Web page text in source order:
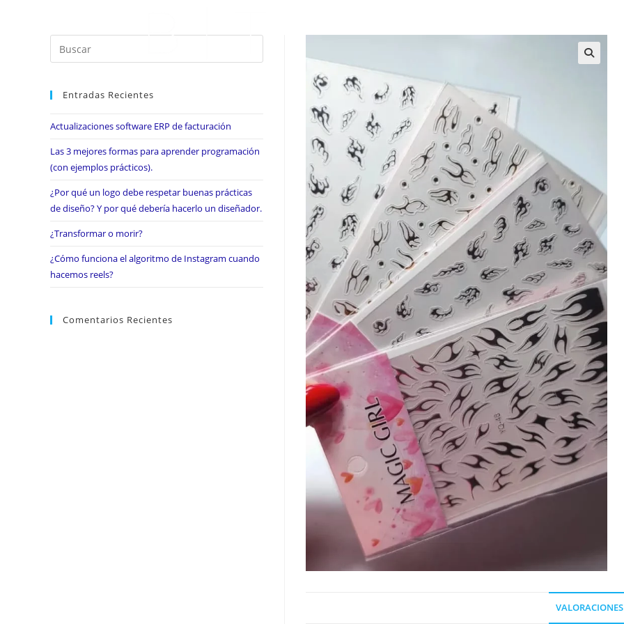
Entradas Recientes
Actualizaciones software ERP de facturación
Las 3 mejores formas para aprender programación
(con ejemplos prácticos).
¿Por qué un logo debe respetar buenas prácticas
de diseño? Y por qué debería hacerlo un diseñador.
¿Transformar o morir?
¿Cómo funciona el algoritmo de Instagram cuando
hacemos reels?
Comentarios Recientes